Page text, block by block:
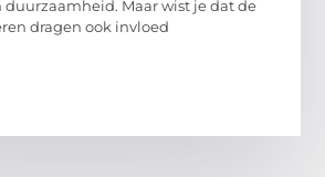
duurzaamheid. Maar wist je dat de
dragen ook invloed